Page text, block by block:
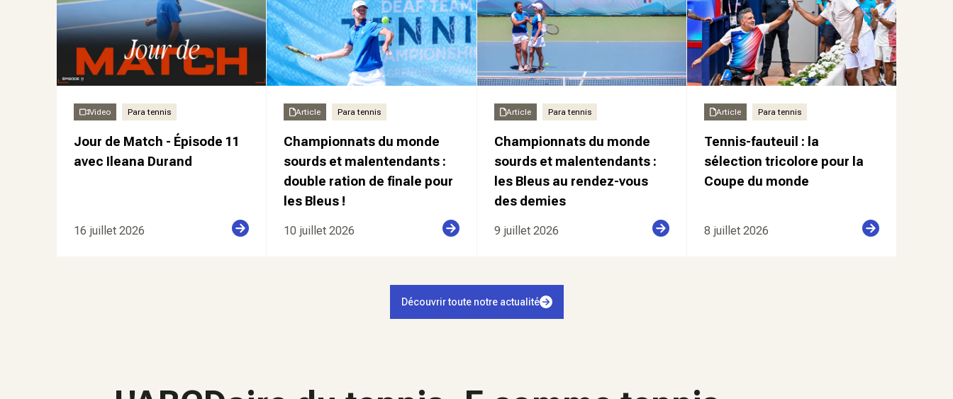
Video Para tennis
Jour de Match - Épisode 11
avec Ileana Durand
16 juillet 2026
Article Para tennis
Championnats du monde
sourds et malentendants :
double ration de finale pour
les Bleus !
10 juillet 2026
Article Para tennis
Championnats du monde
sourds et malentendants :
les Bleus au rendez-vous
des demies
9 juillet 2026
Article Para tennis
Tennis-fauteuil : la
sélection tricolore pour la
Coupe du monde
8 juillet 2026
Découvrir toute notre actualité